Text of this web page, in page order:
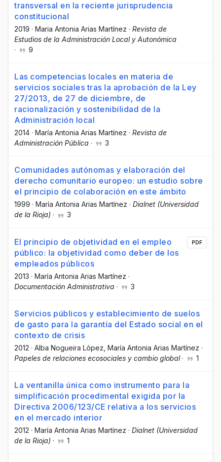
transversal en la reciente jurisprudencia
constitucional
2019 · Maria Antonia Arias Martínez · Revista de
Estudios de la Administración Local y Autonómica
·
9
Las competencias locales en materia de
servicios sociales tras la aprobación de la Ley
27/2013, de 27 de diciembre, de
racionalización y sostenibilidad de la
Administración local
2014 · María Antonia Arias Martínez · Revista de
Administración Pública · 3
Comunidades autónomas y elaboración del
derecho comunitario europeo: un estudio sobre
el principio de colaboración en este ámbito
1999 · María Antonia Arias Martínez · Dialnet (Universidad
de la Rioja) · 3
El principio de objetividad en el empleo
público: la objetividad como deber de los
empleados públicos
2013 · María Antonia Arias Martínez ·
Documentación Administrativa · 3
PDF
Servicios públicos y establecimiento de suelos
de gasto para la garantía del Estado social en el
contexto de crisis
2012 · Alba Nogueira López , María Antonia Arias Martínez ·
Papeles de relaciones ecosociales y cambio global· 1
La ventanilla única como instrumento para la
simplificación procedimental exigida por la
Directiva 2006/123/CE relativa a los servicios
en el mercado interior
2012 · María Antonia Arias Martínez · Dialnet (Universidad
de la Rioja) · 1